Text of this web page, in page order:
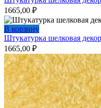
1665,00 ₽
В корзину
Штукатурка шелковая
1665,00 ₽